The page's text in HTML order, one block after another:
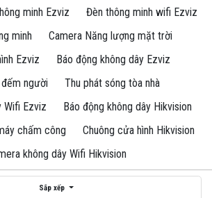
minh Ezviz
Đèn thông minh wifi Ezviz
minh
Camera Năng lượng mặt trời
Ezviz
Báo động không dây Ezviz
người
Thu phát sóng tòa nhà
Wifi Ezviz
Báo động không dây Hikvision
chấm công
Chuông cửa hình Hikvision
không dây Wifi Hikvision
Sắp xếp